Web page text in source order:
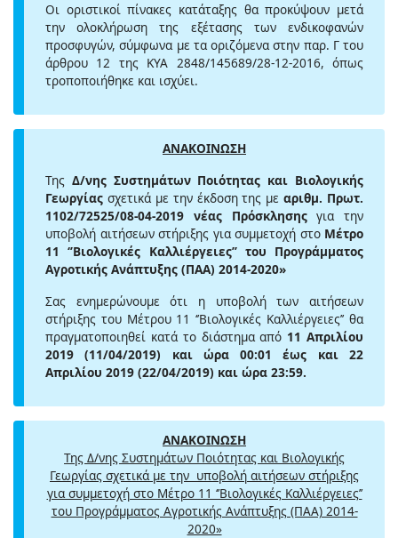
Οι οριστικοί πίνακες κατάταξης θα προκύψουν μετά
την ολοκλήρωση της εξέτασης των ενδικοφανών
προσφυγών, σύμφωνα με τα οριζόμενα στην παρ. Γ του
άρθρου 12 της ΚΥΑ 2848/145689/28-12-2016, όπως
τροποποιήθηκε και ισχύει.
ΑΝΑΚΟΙΝΩΣΗ
Της Δ/νης Συστημάτων Ποιότητας και Βιολογικής
Γεωργίας σχετικά με την έκδοση της μεαριθμ. Πρωτ.
1102/72525/08-04-2019 νέας Πρόσκλησηςγια την
υποβολή αιτήσεων στήριξης για συμμετοχή στο Μέτρο
11 ‘’Βιολογικές Καλλιέργειες’’ του Προγράμματος
Αγροτικής Ανάπτυξης (ΠΑΑ) 2014-2020»
Σας ενημερώνουμε ότι η υποβολή των αιτήσεων
στήριξης του Μέτρου 11 ‘’Βιολογικές Καλλιέργειες’’ θα
πραγματοποιηθεί κατά το διάστημα από 11 Απριλίου
2019 (11/04/2019) και ώρα 00:01 έως και 22
Απριλίου 2019 (22/04/2019) και ώρα 23:59.
ΑΝΑΚΟΙΝΩΣΗ
Της Δ/νης Συστημάτων Ποιότητας και Βιολογικής
Γεωργίας σχετικά με την υποβολή αιτήσεων στήριξης
για συμμετοχή στο Μέτρο 11 ‘’Βιολογικές Καλλιέργειες’’
του Προγράμματος Αγροτικής Ανάπτυξης (ΠΑΑ) 2014-
2020»